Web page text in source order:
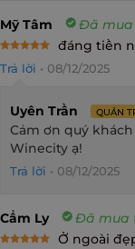
Mỹ Tâm Đã mua
out of 5
đáng tiền
Trả lời • 08/12/2025
Uyên Trần QUẢN
Cảm ơn quý
Winecity ạ!
Trả lời • 08/12/2025
Cẩm Ly Đã mua
Ở ngoài